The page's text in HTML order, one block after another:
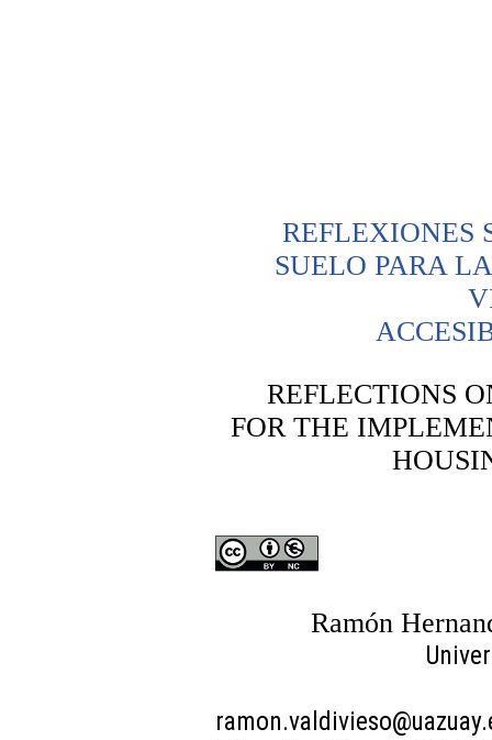
REFLEXIONES
SUELO PARA
REFLECTIONS
FOR THE
Ramón